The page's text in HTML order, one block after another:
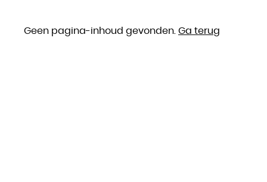
Geen pagina-inhoud gevonden. Ga terug